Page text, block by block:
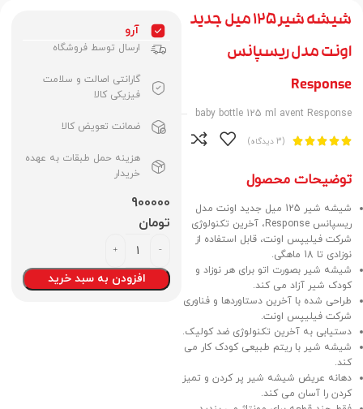
شیشه شیر 125 میل جدید
اونت مدل ریسپانس
Response
baby bottle 125 ml avent Response




 (3 دیدگاه)
توضیحات محصول
شیشه شیر 125 میل جدید اونت مدل
ریسپانس Response، آخرین تکنولوژی
شرکت فیلیپس اونت، قابل استفاده از
نوزادی تا 18 ماهگی.
شیشه شیر بصورت اتو برای هر نوزاد و
کودک شیر آزاد می کند.
طراحی شده با آخرین دستاوردها و فناوری
شرکت فیلیپس اونت.
دستیابی به آخرین تکنولوژی ضد کولیک.
شیشه شیر با ریتم طبیعی کودک کار می
کند.
دهانه عریض شیشه شیر پر کردن و تمیز
کردن را آسان می کند.
آرو
ارسال توسط فروشگاه
گارانتی اصالت و سلامت
فیزیکی کالا
ضمانت تعویض کالا
هزینه حمل طبقات به عهده
خریدار
900000
تومان
افزودن به سبد خرید